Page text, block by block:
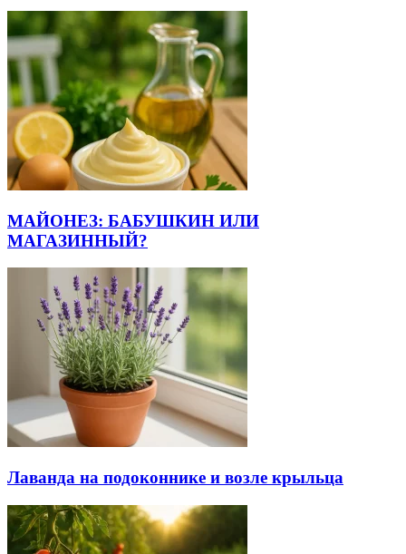
МАЙОНЕЗ: БАБУШКИН ИЛИ
МАГАЗИННЫЙ?
Лаванда на подоконнике и возле крыльца